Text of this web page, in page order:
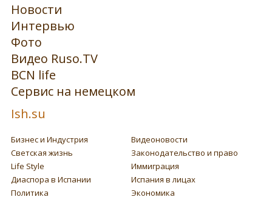
Новости
Интервью
Фото
Видео Ruso.TV
BCN life
Сервис на немецком
Ish.su
Бизнес и Индустрия
Видеоновости
Светская жизнь
Законодательство и право
Life Style
Иммиграция
Диаспора в Испании
Испания в лицах
Политика
Экономика